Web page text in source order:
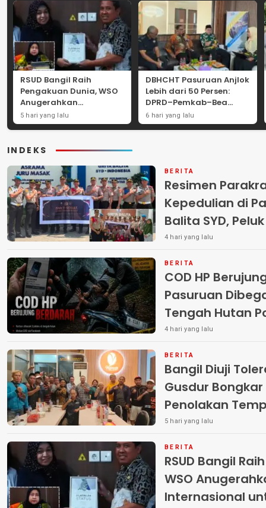
RSUD Bangil Raih
Pengakuan Dunia, WSO
Anugerahkan
Penghargaan
Internasional untuk
5 hari yang lalu
DBHCHT Pasuruan Anjlok
Lebih dari 50 Persen:
DPRD–Pemkab–Bea
Cukai Perkuat Perang
Melawan Peredaran
6 hari yang lalu
INDEKS
BERITA
Resimen
Kepedulian di
Balita SYD,
Terlantar
4 hari yang lalu
BERITA
COD HP
Pasuruan
Tengah Hutan Polisi Buru Tiga
Pelaku
4 hari yang lalu
BERITA
Bangil Diuji
Gusdur
Penolakan
5 hari yang lalu
BERITA
RSUD Bangil
WSO
Internasional